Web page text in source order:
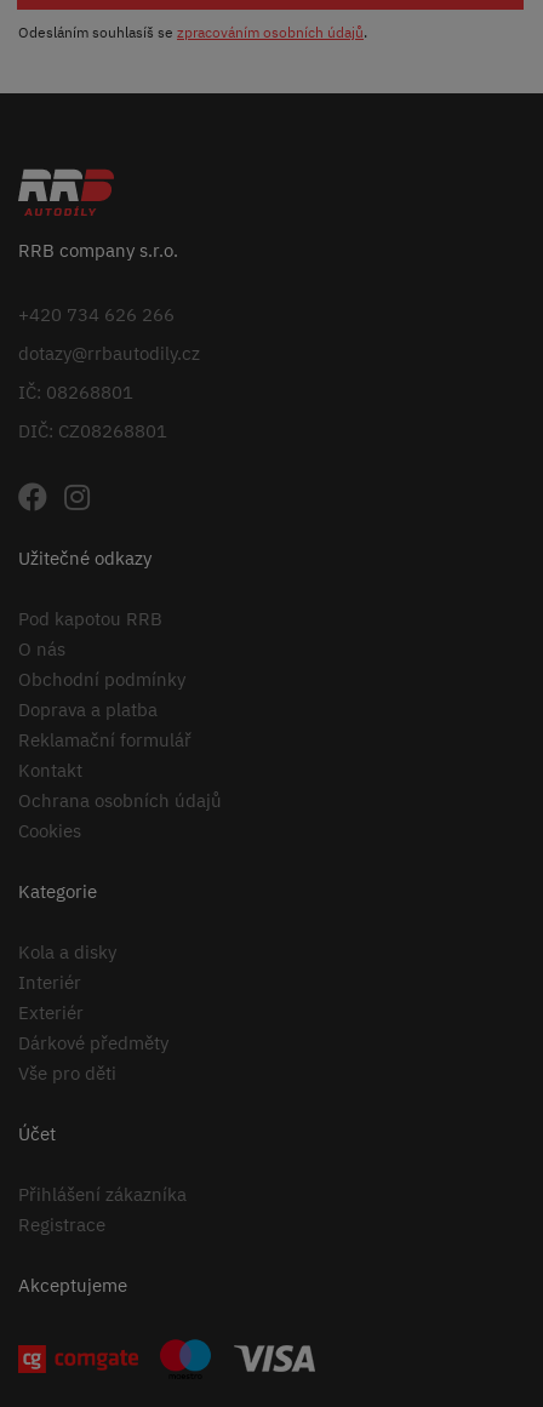
Odesláním souhlasíš se zpracováním osobních údajů.
RRB company s.r.o.
+420 734 626 266
dotazy@rrbautodily.cz
IČ: 08268801
DIČ: CZ08268801
Užitečné odkazy
Pod kapotou RRB
O nás
Obchodní podmínky
Doprava a platba
Reklamační formulář
Kontakt
Ochrana osobních údajů
Cookies
Kategorie
Kola a disky
Interiér
Exteriér
Dárkové předměty
Vše pro děti
Účet
Přihlášení zákazníka
Registrace
Akceptujeme